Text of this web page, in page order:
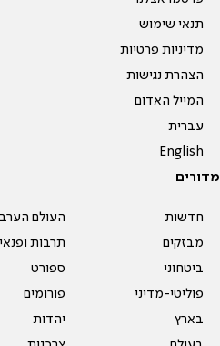
תנאי שימוש
מדיניות פרטיות
הצהרת נגישות
המייל האדום
עברית
English
מדורים
חדשות
מבזקים
ביטחוני
פוליטי-מדיני
בארץ
העולם
תרבות ופנאי
ספורט
פורומים
יהדות